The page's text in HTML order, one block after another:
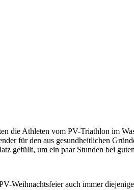
die Athleten vom PV-Triathlon im
für den aus gesundheitlichen
gefüllt, um ein paar Stunden bei
Weihnachtsfeier auch immer